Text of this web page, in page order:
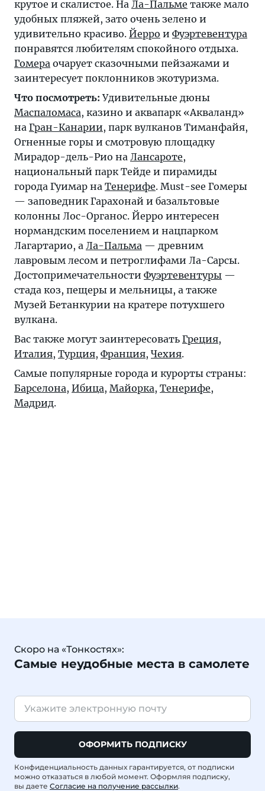
крутое и скалистое. На Ла-Пальме также мало
удобных пляжей, зато очень зелено и
удивительно красиво. Йерро и Фуэртевентура
понравятся любителям спокойного отдыха.
Гомера очарует сказочными пейзажами и
заинтересует поклонников экотуризма.
Что посмотреть: Удивительные дюны
Маспаломаса, казино и аквапарк «Акваланд»
на Гран-Канарии, парк вулканов Тиманфайя,
Огненные горы и смотровую площадку
Мирадор-дель-Рио на Лансароте,
национальный парк Тейде и пирамиды
города Гуимар на Тенерифе. Must-see Гомеры
— заповедник Гарахонай и базальтовые
колонны Лос-Органос. Йерро интересен
нормандским поселением и нацпарком
Лагартарио, а Ла-Пальма — древним
лавровым лесом и петроглифами Ла-Сарсы.
Достопримечательности Фуэртевентуры —
стада коз, пещеры и мельницы, а также
Музей Бетанкурии на кратере потухшего
вулкана.
Вас также могут заинтересовать Греция,
Италия, Турция, Франция, Чехия.
Самые популярные города и курорты страны:
Барселона, Ибица, Майорка, Тенерифе,
Мадрид.
Скоро на «Тонкостях»:
Самые неудобные места в самолете
ОФОРМИТЬ ПОДПИСКУ
Конфиденциальность данных гарантируется, от подписки
можно отказаться в любой момент. Оформляя подписку,
вы даете Согласие на получение рассылки.